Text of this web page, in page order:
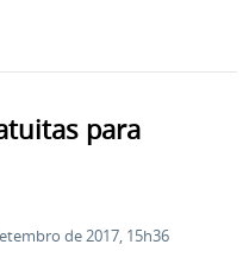
para
de 2017, 15h36